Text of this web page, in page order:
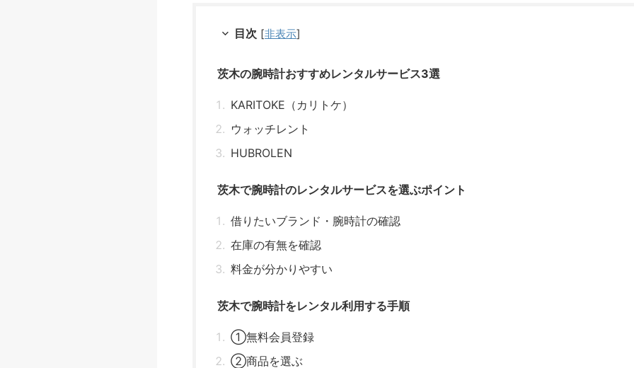
目次 [非表示]
茨木の腕時計おすすめレンタルサービス3選
KARITOKE（カリトケ）
ウォッチレント
HUBROLEN
茨木で腕時計のレンタルサービスを選ぶポイント
借りたいブランド・腕時計の確認
在庫の有無を確認
料金が分かりやすい
茨木で腕時計をレンタル利用する手順
①無料会員登録
②商品を選ぶ